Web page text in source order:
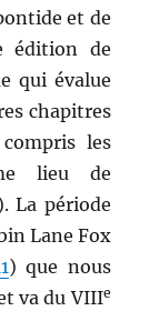
et de
édition de
qui évalue
chapitres
les
lieu de
La période
Lane Fox
) que nous
va du VIIIe